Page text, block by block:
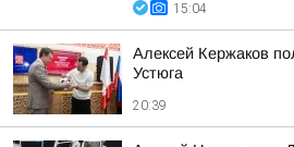
15:04
Алексей Кержаков
Устюга
20:39